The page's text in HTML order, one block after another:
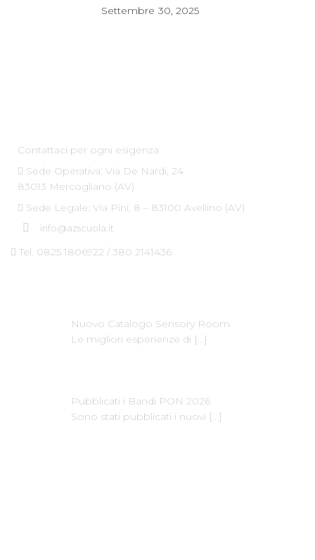
Settembre 30, 2025
Contattaci per ogni esigenza
Sede Operativa: Via De Nardi, 24
83013 Mercogliano (AV)
Sede Legale: Via Pini, 8 – 83100 Avellino (AV)
info@azscuola.it
Tel. 0825 1806922 / 380 2141436
Nuovo Catalogo Sensory Room
Le migliori esperienze di […]
Pubblicati i Bandi PON 2026
Sono stati pubblicati i nuovi […]